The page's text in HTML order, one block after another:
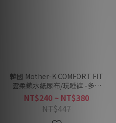
韓國 Mother-K COMFORT FIT
雲柔鎖水紙尿布/玩睡褲 -多款
可選
NT$240 ~ NT$380
NT$447